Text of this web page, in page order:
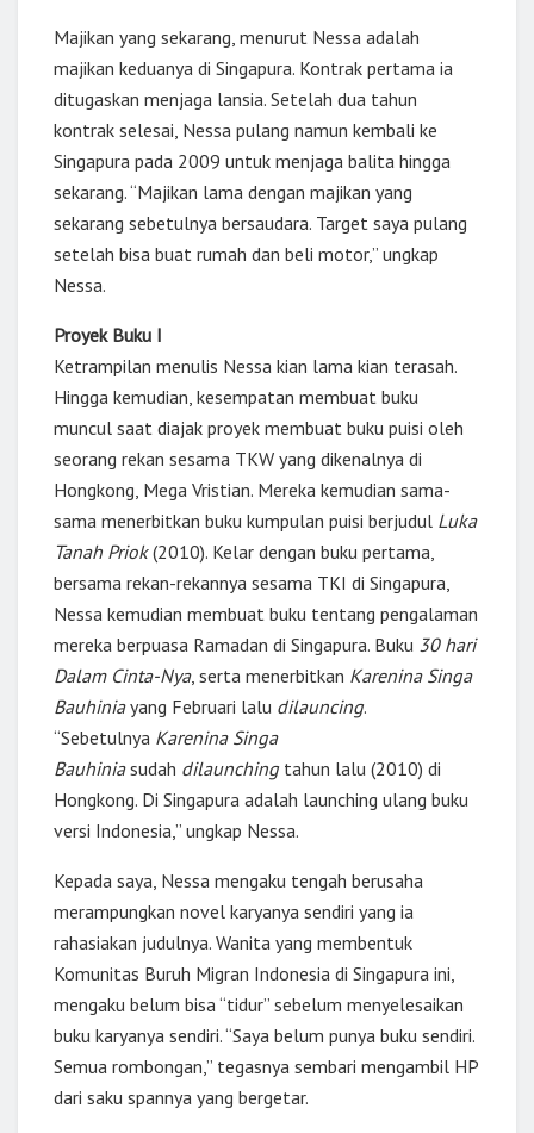
Majikan yang sekarang, menurut Nessa adalah
majikan keduanya di Singapura. Kontrak pertama ia
ditugaskan menjaga lansia. Setelah dua tahun
kontrak selesai, Nessa pulang namun kembali ke
Singapura pada 2009 untuk menjaga balita hingga
sekarang. “Majikan lama dengan majikan yang
sekarang sebetulnya bersaudara. Target saya pulang
setelah bisa buat rumah dan beli motor,” ungkap
Nessa.
Proyek Buku I
Ketrampilan menulis Nessa kian lama kian terasah.
Hingga kemudian, kesempatan membuat buku
muncul saat diajak proyek membuat buku puisi oleh
seorang rekan sesama TKW yang dikenalnya di
Hongkong, Mega Vristian. Mereka kemudian sama-
sama menerbitkan buku kumpulan puisi berjudul Luka
Tanah Priok(2010). Kelar dengan buku pertama,
bersama rekan-rekannya sesama TKI di Singapura,
Nessa kemudian membuat buku tentang pengalaman
mereka berpuasa Ramadan di Singapura. Buku 30 hari
Dalam Cinta-Nya, serta menerbitkan Karenina Singa
Bauhiniayang Februari lalu dilauncing.
“Sebetulnya Karenina Singa
Bauhiniasudah dilaunching tahun lalu (2010) di
Hongkong. Di Singapura adalah launching ulang buku
versi Indonesia,” ungkap Nessa.
Kepada saya, Nessa mengaku tengah berusaha
merampungkan novel karyanya sendiri yang ia
rahasiakan judulnya. Wanita yang membentuk
Komunitas Buruh Migran Indonesia di Singapura ini,
mengaku belum bisa “tidur” sebelum menyelesaikan
buku karyanya sendiri. “Saya belum punya buku sendiri.
Semua rombongan,” tegasnya sembari mengambil HP
dari saku spannya yang bergetar.